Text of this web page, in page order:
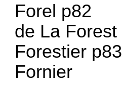
Forel p82
de La Forest
Forestier p83
Fornier